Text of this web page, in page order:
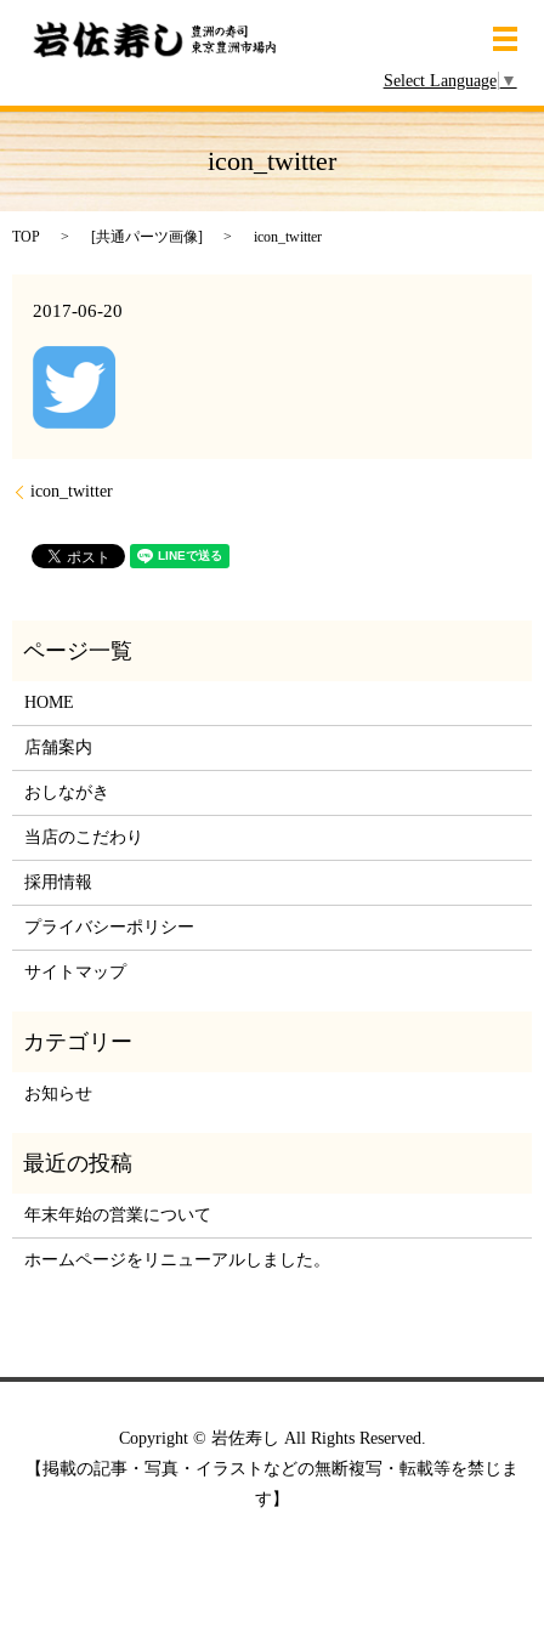
Select Language ▼
メ
icon_twitter
TOP [共通パーツ画像] icon_twitter
2017-06-20
icon_twitter
HOME
店舗案内
おしながき
当店のこだわり
採用情報
プライバシーポリシー
サイトマップ
お知らせ
年末年始の営業について
ホームページをリニューアルしました。
Copyright © 岩佐寿し All Rights Reserved.
【掲載の記事・写真・イラストなどの無断複写・転載等を禁じま
す】